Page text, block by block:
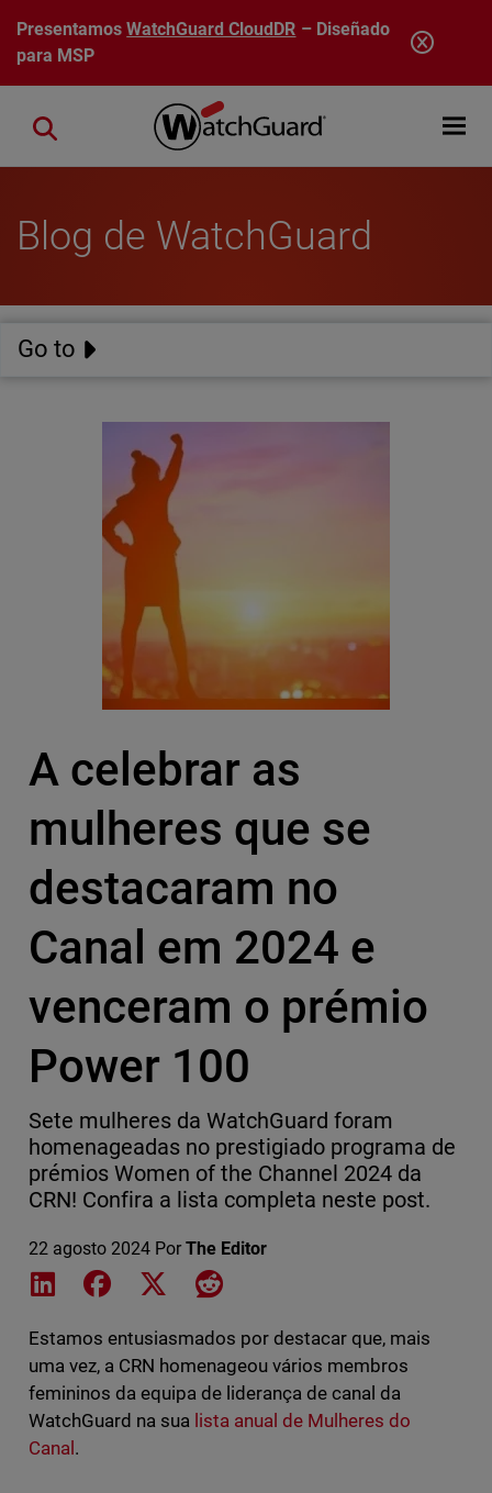
Pasar al contenido principal
PresentamosWatchGuard CloudDR – Diseñado
para MSP
Open
Close search
Blog de WatchGuard
Go to
A celebrar as
mulheres que se
destacaram no
Canal em 2024 e
venceram o prémio
Power 100
Sete mulheres da WatchGuard foram
homenageadas no prestigiado programa de
prémios Women of the Channel 2024 da
CRN! Confira a lista completa neste post.
22 agosto 2024 Por The Editor
Share on LinkedIn
Share on Facebook
Share on XShare on Reddit
Estamos entusiasmados por destacar que, mais
uma vez, a CRN homenageou vários membros
femininos da equipa de liderança de canal da
WatchGuard na sua lista anual de Mulheres do
Canal .